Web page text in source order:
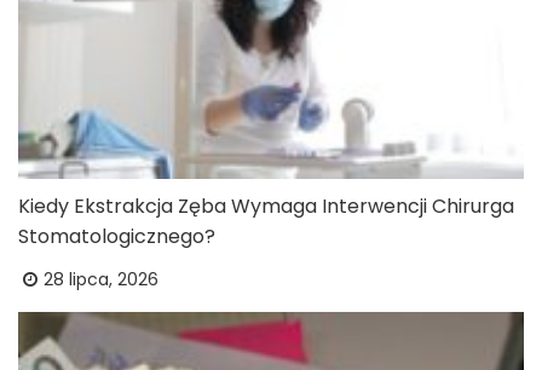
Kiedy Ekstrakcja Zęba Wymaga Interwencji Chirurga
Stomatologicznego?
28 lipca, 2026